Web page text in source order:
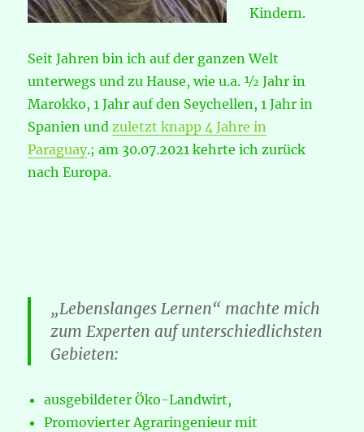
Kindern.
Seit Jahren bin ich auf der ganzen Welt
unterwegs und zu Hause, wie u.a. ½ Jahr in
Marokko, 1 Jahr auf den Seychellen, 1 Jahr in
Spanien undzuletzt knapp 4 Jahre in
Paraguay.; am 30.07.2021 kehrte ich zurück
nach Europa.
„Lebenslanges Lernen“ machte mich
zum Experten auf unterschiedlichsten
Gebieten:
ausgebildeter Öko-Landwirt,
Promovierter Agraringenieur mit